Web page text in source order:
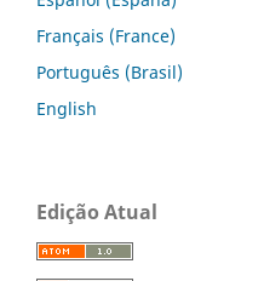
Français (France)
Português (Brasil)
English
Edição Atual